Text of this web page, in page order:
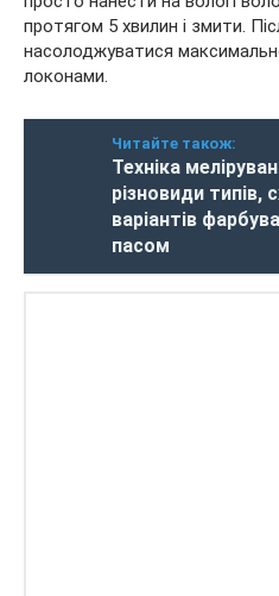
протягом 5 хвилин і змити.
насолоджуватися
локонами.
Читайте також:
Техніка
різновиди типів,
варіантів
пасом